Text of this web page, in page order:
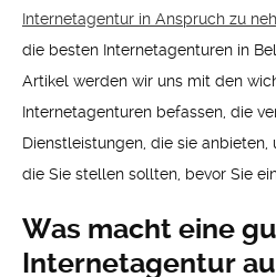
Internetagentur in Anspruch zu
die besten Internetagenturen in
Artikel werden wir uns mit den
Internetagenturen befassen, die
Dienstleistungen, die sie anbieten,
die Sie stellen sollten, bevor Sie
Was macht eine
Internetagentur